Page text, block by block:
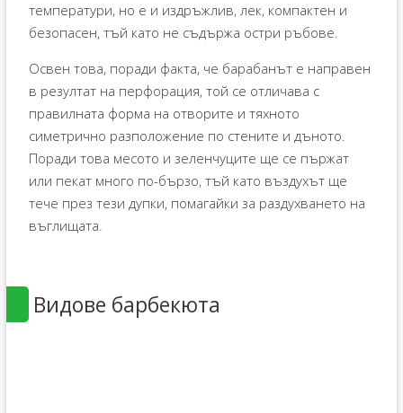
температури, но е и издръжлив, лек, компактен и
безопасен, тъй като не съдържа остри ръбове.
Освен това, поради факта, че барабанът е направен
в резултат на перфорация, той се отличава с
правилната форма на отворите и тяхното
симетрично разположение по стените и дъното.
Поради това месото и зеленчуците ще се пържат
или пекат много по-бързо, тъй като въздухът ще
тече през тези дупки, помагайки за раздухването на
въглищата.
Видове барбекюта